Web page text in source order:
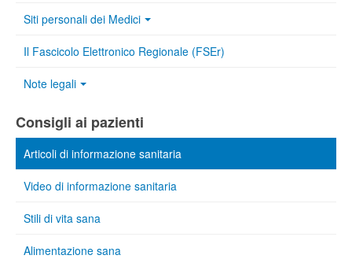
Siti personali dei Medici
Il Fascicolo Elettronico Regionale (FSEr)
Note legali
Consigli ai pazienti
Articoli di informazione sanitaria
Video di informazione sanitaria
Stili di vita sana
Alimentazione sana